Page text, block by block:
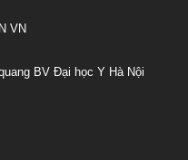
VN
BV Đại học Y Hà Nội